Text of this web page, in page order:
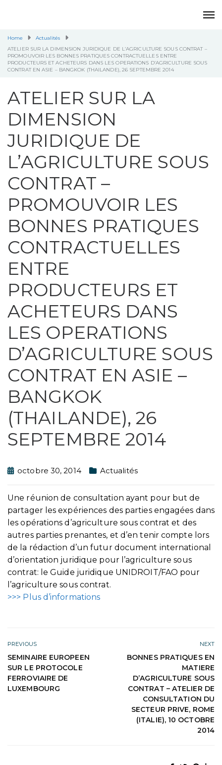
Home
Actualités
ATELIER SUR LA DIMENSION JURIDIQUE DE L’AGRICULTURE SOUS CONTRAT –
PROMOUVOIR LES BONNES PRATIQUES CONTRACTUELLES ENTRE
PRODUCTEURS ET ACHETEURS DANS LES OPERATIONS D’AGRICULTURE SOUS
CONTRAT EN ASIE – BANGKOK (THAILANDE), 26 SEPTEMBRE 2014
ATELIER SUR LA
DIMENSION
JURIDIQUE DE
L’AGRICULTURE SOUS
CONTRAT –
PROMOUVOIR LES
BONNES PRATIQUES
CONTRACTUELLES
ENTRE
PRODUCTEURS ET
ACHETEURS DANS
LES OPERATIONS
D’AGRICULTURE SOUS
CONTRAT EN ASIE –
BANGKOK
(THAILANDE), 26
SEPTEMBRE 2014
octobre 30, 2014 Actualités
Une réunion de consultation ayant pour but de
partager les expériences des parties engagées dans
les opérations d’agriculture sous contrat et des
autres parties prenantes, et d’en tenir compte lors
de la rédaction d’un futur document international
d’orientation juridique pour l’agriculture sous
contrat: le Guide juridique UNIDROIT/FAO pour
l’agriculture sous contrat.
>>> Plus d’informations
PREVIOUS
SEMINAIRE EUROPEEN
SUR LE PROTOCOLE
FERROVIAIRE DE
LUXEMBOURG
NEXT
BONNES PRATIQUES EN
MATIERE
D’AGRICULTURE SOUS
CONTRAT – ATELIER DE
CONSULTATION DU
SECTEUR PRIVE, ROME
(ITALIE), 10 OCTOBRE
2014